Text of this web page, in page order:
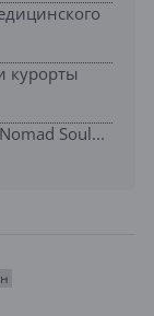
курорты
Soul...